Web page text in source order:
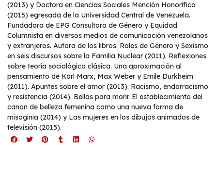
(2013) y Doctora en Ciencias Sociales Mención Honorífica
(2015) egresada de la Universidad Central de Venezuela.
Fundadora de EPG Consultora de Género y Equidad.
Columnista en diversos medios de comunicación venezolanos
y extranjeros. Autora de los libros: Roles de Género y Sexismo
en seis discursos sobre la Familia Nuclear (2011). Reflexiones
sobre teoría sociológica clásica. Una aproximación al
pensamiento de Karl Marx, Max Weber y Emile Durkheim
(2011). Apuntes sobre el amor (2013). Racismo, endorracismo
y resistencia (2014). Bellas para morir. El establecimiento del
canon de belleza femenina como una nueva forma de
misoginia (2014) y Las mujeres en los dibujos animados de
televisión (2015).